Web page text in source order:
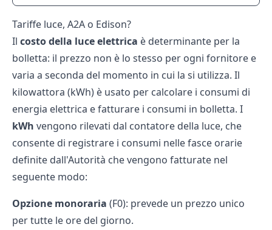
Tariffe luce, A2A o Edison?
Il costo della luce elettrica è determinante per la
bolletta: il prezzo non è lo stesso per ogni fornitore e
varia a seconda del momento in cui la si utilizza. Il
kilowattora (kWh) è usato per calcolare i consumi di
energia elettrica e fatturare i consumi in bolletta. I
kWh vengono rilevati dal contatore della luce, che
consente di registrare i consumi nelle fasce orarie
definite dall'Autorità che vengono fatturate nel
seguente modo:
Opzione monoraria (F0): prevede un prezzo unico
per tutte le ore del giorno.